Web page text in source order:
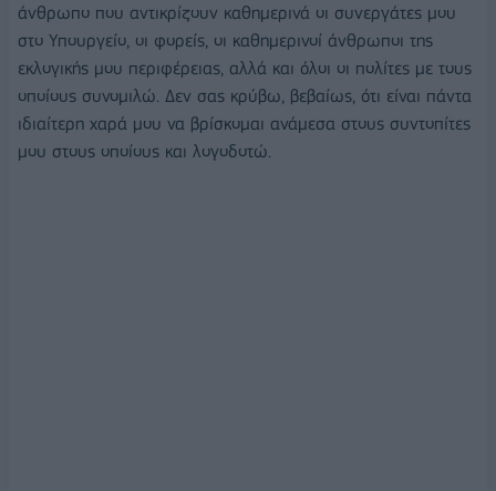
άνθρωπο που αντικρίζουν καθημερινά οι συνεργάτες μου
στο Υπουργείο, οι φορείς, οι καθημερινοί άνθρωποι της
εκλογικής μου περιφέρειας, αλλά και όλοι οι πολίτες με τους
οποίους συνομιλώ. Δεν σας κρύβω, βεβαίως, ότι είναι πάντα
ιδιαίτερη χαρά μου να βρίσκομαι ανάμεσα στους συντοπίτες
μου στους οποίους και λογοδοτώ.